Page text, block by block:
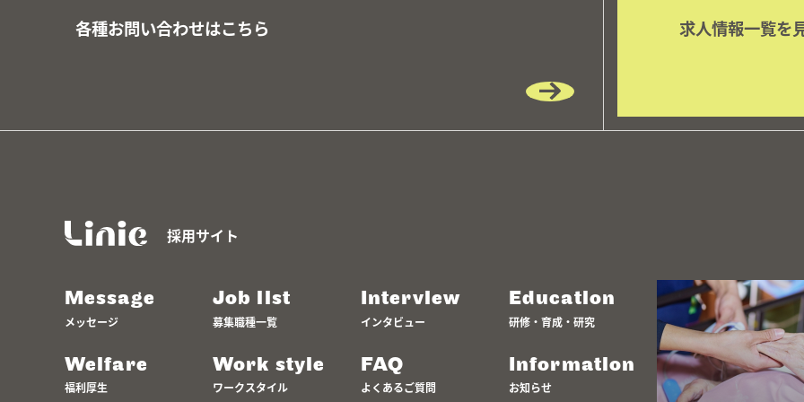
各種お問い合わせはこちら 求人情報一覧を
採用サイト
Message
メッセージ
Job list
募集職種一覧
Interview
インタビュー
Education
研修・育成・研究
Welfare
福利厚生
Work style
ワークスタイル
FAQ
よくあるご質問
Information
お知らせ